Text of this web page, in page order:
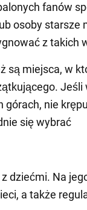
fanów
osoby starsze
z takich
są miejsca, w
Jeśli
nie
się wybrać
dziećmi. Na
a także